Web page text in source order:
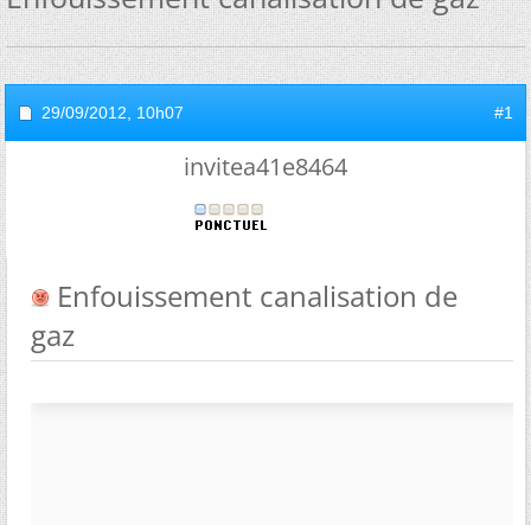
29/09/2012, 10h07 #1
invitea41e8464
Enfouissement canalisation de
gaz